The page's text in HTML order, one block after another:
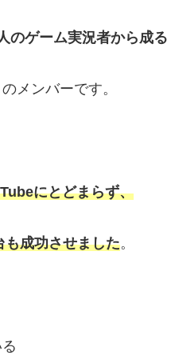
のゲーム実況者から成る
のメンバーです。
にとどまらず、
も成功させました。